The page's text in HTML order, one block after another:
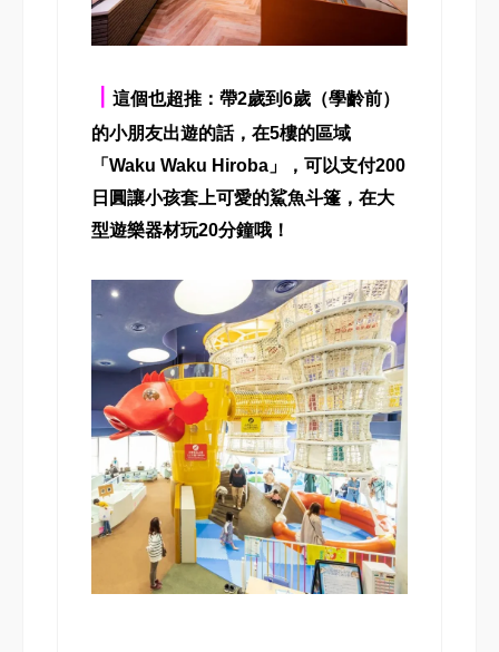
這個也超推：帶2歲到6歲（學齡前）
的小朋友出遊的話，在5樓的區域
「Waku Waku Hiroba」，可以支付200
日圓讓小孩套上可愛的鯊魚斗篷，在大
型遊樂器材玩20分鐘哦！